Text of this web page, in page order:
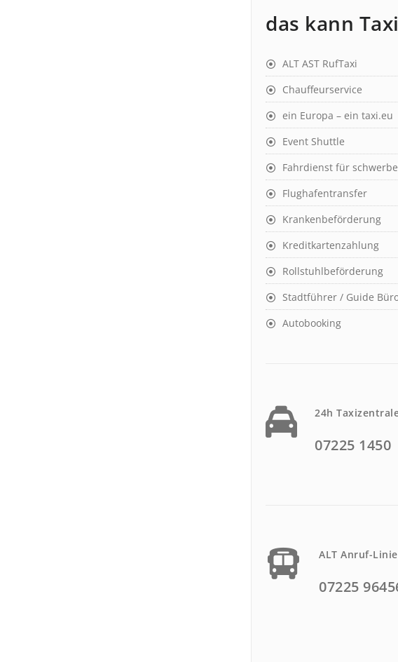
das kann
ALT AST RufTaxi
Chauffeurservice
ein Europa – ein taxi.eu
Event Shuttle
Fahrdienst für
Flughafentransfer
Krankenbeförderung
Kreditkartenzahlung
Rollstuhlbeförderung
Stadtführer / Guide
Autobooking
24h
07225 1450
ALT Anruf-
07225